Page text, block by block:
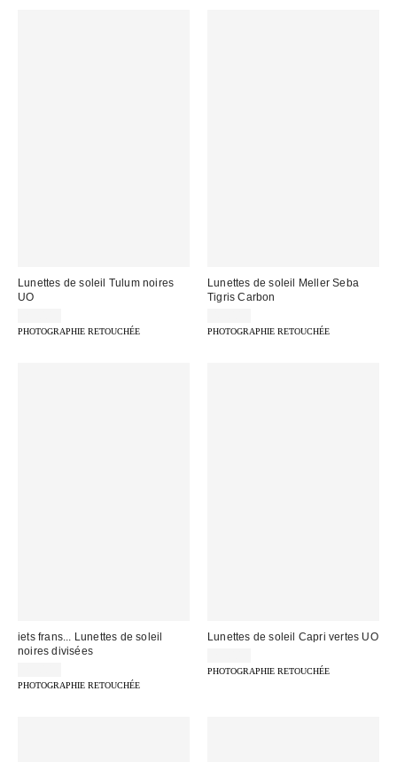
Lunettes de soleil Tulum noires
UO
PHOTOGRAPHIE RETOUCHÉE
Lunettes de soleil Meller Seba
Tigris Carbon
PHOTOGRAPHIE RETOUCHÉE
iets frans... Lunettes de soleil
noires divisées
PHOTOGRAPHIE RETOUCHÉE
Lunettes de soleil Capri vertes UO
PHOTOGRAPHIE RETOUCHÉE